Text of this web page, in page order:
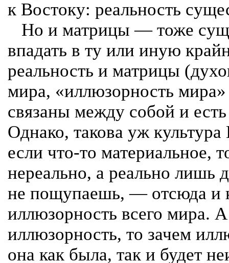
к Востоку: реальность
Но и матрицы — тоже
впадать в ту или иную
реальность и матрицы
мира, «иллюзорность
связаны между собой и
Однако, такова уж культура
если что-то материальное,
нереально, а реально лишь
не пощупаешь, — отсюда и
иллюзорность всего мира.
иллюзорность, то зачем
она как была, так и будет